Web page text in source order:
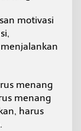
motivasi
menang
menang
harus